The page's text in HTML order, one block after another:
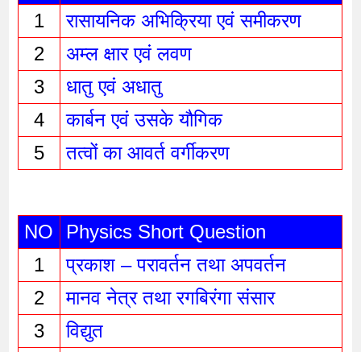
1
रासायनिक अभिक्रिया एवं समीकरण
2
अम्ल क्षार एवं लवण
3
धातु एवं अधातु
4
कार्बन एवं उसके यौगिक
5
तत्वों का आवर्त वर्गीकरण
NO
Physics Short Question
1
प्रकाश – परावर्तन तथा अपवर्तन
2
मानव नेत्र तथा रगबिरंगा संसार
3
विद्युत